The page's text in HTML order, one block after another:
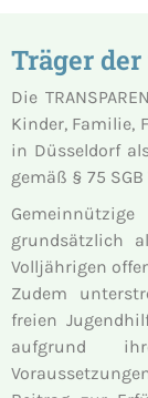
Träger
Die
Kinder, Familie,
in Düsseldorf
gemäß § 75
grundsätzlich
Volljährigen
Zudem
freien
aufgrund